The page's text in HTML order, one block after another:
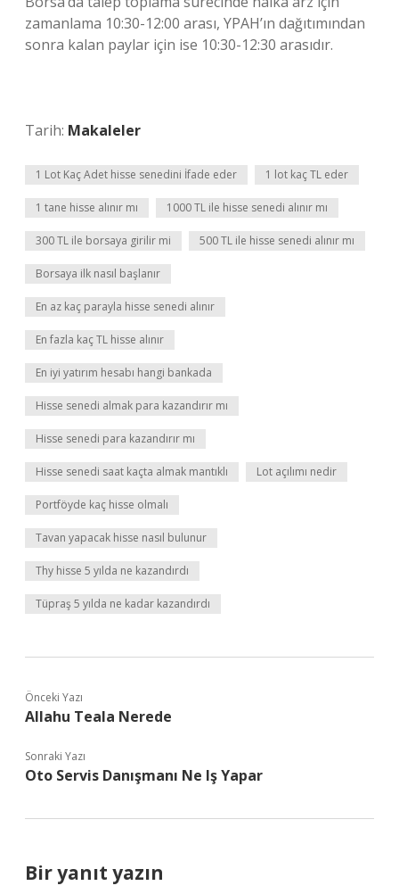
zamanlama 10:30-12:00 arası, YPAH’ın dağıtımından
sonra kalan paylar için ise 10:30-12:30 arasıdır.
Tarih: Makaleler
1 Lot Kaç Adet hisse senedini İfade eder 1 lot kaç TL eder
1 tane hisse alınır mı 1000 TL ile hisse senedi alınır mı
300 TL ile borsaya girilir mi 500 TL ile hisse senedi alınır mı
Borsaya ilk nasıl başlanır
En az kaç parayla hisse senedi alınır
En fazla kaç TL hisse alınır
En iyi yatırım hesabı hangi bankada
Hisse senedi almak para kazandırır mı
Hisse senedi para kazandırır mı
Hisse senedi saat kaçta almak mantıklı Lot açılımı nedir
Portföyde kaç hisse olmalı
Tavan yapacak hisse nasıl bulunur
Thy hisse 5 yılda ne kazandırdı
Tüpraş 5 yılda ne kadar kazandırdı
Önceki Yazı
Allahu Teala Nerede
Sonraki Yazı
Oto Servis Danışmanı Ne Iş Yapar
Bir yanıt yazın